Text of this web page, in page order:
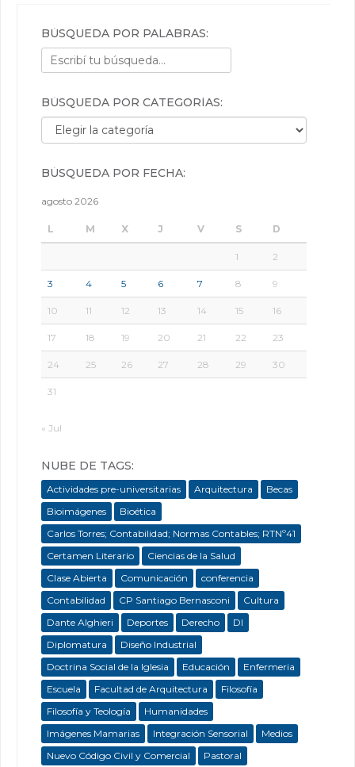
BÚSQUEDA POR PALABRAS:
BÚSQUEDA POR CATEGORÍAS:
Búsqueda por categorías:
BÚSQUEDA POR FECHA:
agosto 2026
L M X J V S D
1 2
3 4 5 6 7 8 9
10 11 12 13 14 15 16
17 18 19 20 21 22 23
24 25 26 27 28 29 30
31
« Jul
NUBE DE TAGS:
Actividades pre-universitarias Arquitectura
Becas
Bioimágenes
Bioética
Carlos Torres; Contabilidad; Normas Contables; RTNº41
Certamen Literario
Ciencias de la Salud
Clase Abierta
Comunicación
conferencia
Contabilidad
CP Santiago Bernasconi
Cultura
Dante Alghieri
Deportes Derecho
DI
Diplomatura
Diseño Industrial
Doctrina Social de la Iglesia
Educación
Enfermeria
Escuela
Facultad de Arquitectura
Filosofía
Filosofía y Teología
Humanidades
Imágenes Mamarias
Integración Sensorial
Medios
Nuevo Código Civil y Comercial
Pastoral